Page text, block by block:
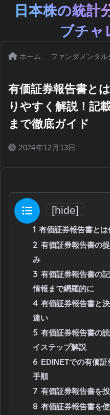
日本株の統計
ブチャ
ホーム ファンダメンタル
有価証券報告書と
りやすく解説！記
まで徹底ガイド
2024年12月13日
目次 [hide]
1 有価証券報告書と
2 有価証券報告書の
み
3 有価証券報告書の
情報まで網羅的に
4 有価証券報告書と
違い
5 有価証券報告書の
イステップ解説
6 EDINETでの有価
手順
7 有価証券報告書を
8 有価証券報告書を